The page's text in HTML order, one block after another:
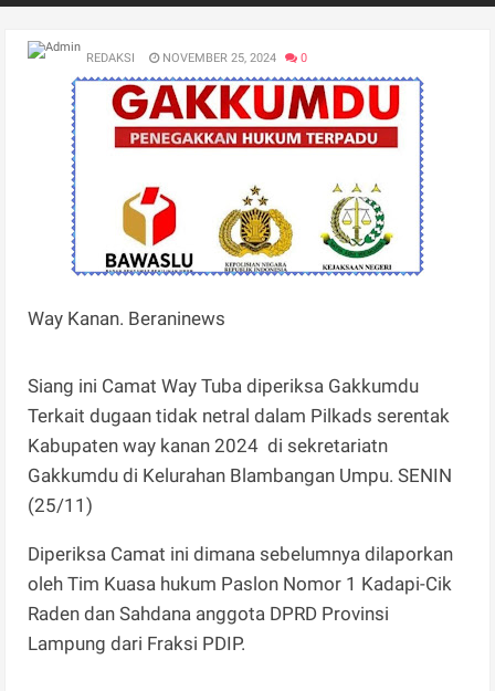
REDAKSI NOVEMBER 25, 2024 0
Way Kanan. Beraninews
Siang ini Camat Way Tuba diperiksa Gakkumdu
Terkait dugaan tidak netral dalam Pilkads serentak
Kabupaten way kanan 2024 di sekretariatn
Gakkumdu di Kelurahan Blambangan Umpu. SENIN
(25/11)
Diperiksa Camat ini dimana sebelumnya dilaporkan
oleh Tim Kuasa hukum Paslon Nomor 1 Kadapi-Cik
Raden dan Sahdana anggota DPRD Provinsi
Lampung dari Fraksi PDIP.